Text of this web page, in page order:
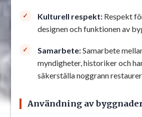
Kulturell respekt:Respekt
designen och funktionen av
Samarbete:Samarbete
myndigheter, historiker och
säkerställa noggrann
Användning av